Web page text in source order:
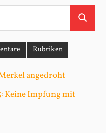
Rubriken
angedroht
Keine Impfung mit